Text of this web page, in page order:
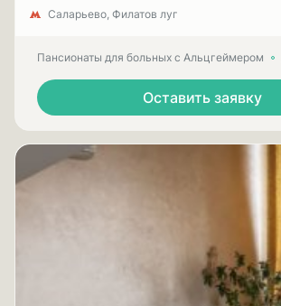
Саларьево, Филатов луг
Пансионаты для больных с Альцгеймером
Оставить заявку